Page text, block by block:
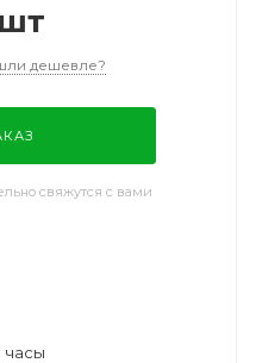
дешевле?
свяжутся с вами